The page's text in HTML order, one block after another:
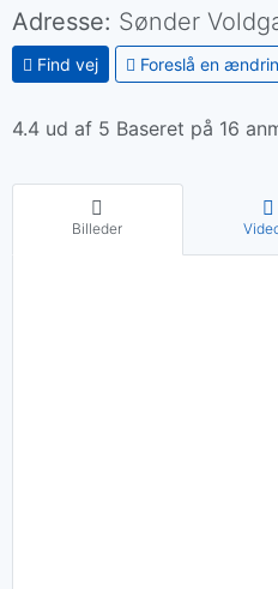
Adresse: Sønder
4.4 ud af 5 Baseret på 16
Find vej Foreslå en
Billeder